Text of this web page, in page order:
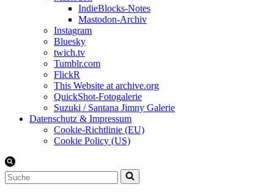
IndieBlocks-Notes
Mastodon-Archiv
Instagram
Bluesky
twich.tv
Tumblr.com
FlickR
This Website at archive.org
QuickShot-Fotogalerie
Suzuki / Santana Jimny Galerie
Datenschutz & Impressum
Cookie-Richtlinie (EU)
Cookie Policy (US)
Suchen
nach …